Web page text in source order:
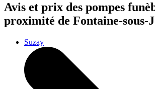
Avis et prix des pompes
proximité de Fontaine-sous-
Suzay